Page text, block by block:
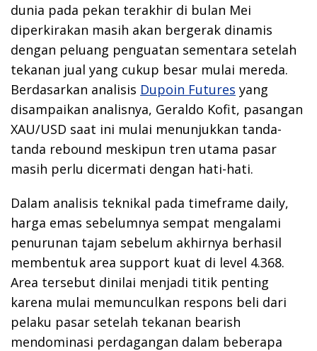
dunia pada pekan terakhir di bulan Mei
diperkirakan masih akan bergerak dinamis
dengan peluang penguatan sementara setelah
tekanan jual yang cukup besar mulai mereda.
Berdasarkan analisis Dupoin Futures yang
disampaikan analisnya, Geraldo Kofit, pasangan
XAU/USD saat ini mulai menunjukkan tanda-
tanda rebound meskipun tren utama pasar
masih perlu dicermati dengan hati-hati.
Dalam analisis teknikal pada timeframe daily,
harga emas sebelumnya sempat mengalami
penurunan tajam sebelum akhirnya berhasil
membentuk area support kuat di level 4.368.
Area tersebut dinilai menjadi titik penting
karena mulai memunculkan respons beli dari
pelaku pasar setelah tekanan bearish
mendominasi perdagangan dalam beberapa